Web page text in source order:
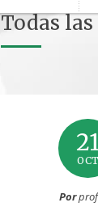
Todas
21
OCT
Por